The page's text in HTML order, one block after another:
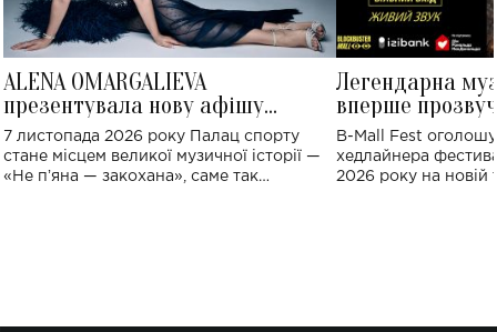
ALENA OMARGALIEVA
презентувала нову афішу
великого концерту в Палаці
спорту
7 листопада 2026 року Палац спорту
стане місцем великої музичної історії —
«Не пʼяна — закохана», саме так
Легендарна
вперше
Україні: де
B-Mall Fest
хедлайнера
2026 року на новій